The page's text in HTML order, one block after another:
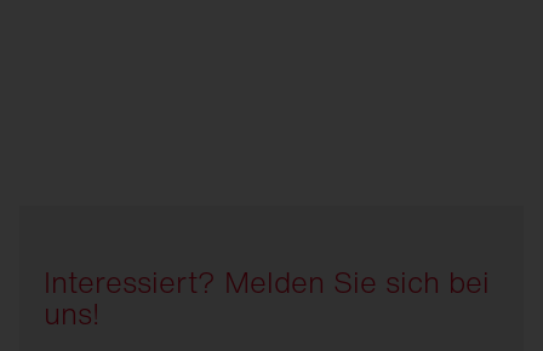
Interessiert? Melden Sie sich bei
uns!